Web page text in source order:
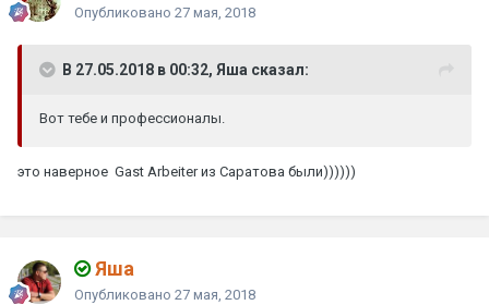
Опубликовано 27 мая, 2018
В 27.05.2018 в 00:32, Яшa сказал:
Вот тебе и профессионалы.
это наверное Gast Arbeiter из Саратова были))))))
Яшa
Опубликовано 27 мая, 2018